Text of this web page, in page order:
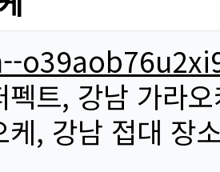
펙트, 강남 가라
케, 강남 접대 장